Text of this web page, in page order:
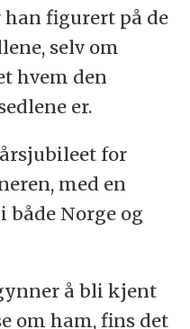
han figurert på de
selv om
hvem den
er.
for
med en
Norge og
å bli kjent
om ham, fins det